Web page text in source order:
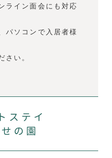
ライン面会にも対応
パソコンで入居者様
さい。
ステイ
の園